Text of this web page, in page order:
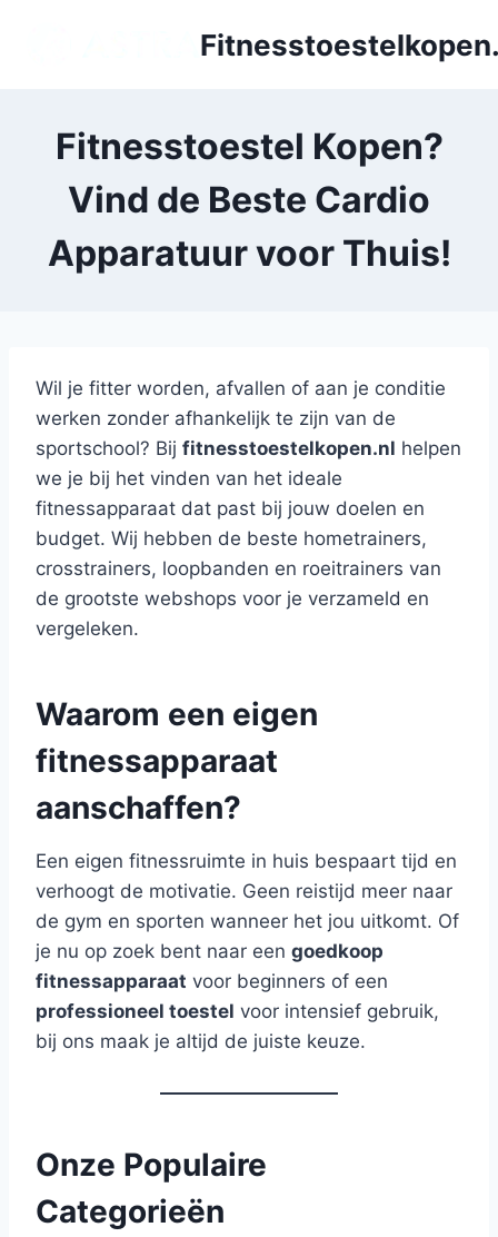
Fitnesstoestel Kopen?
Vind de Beste Cardio
Apparatuur voor Thuis!
Wil je fitter worden, afvallen of aan je conditie
werken zonder afhankelijk te zijn van de
sportschool? Bij fitnesstoestelkopen.nl helpen
we je bij het vinden van het ideale
fitnessapparaat dat past bij jouw doelen en
budget. Wij hebben de beste hometrainers,
crosstrainers, loopbanden en roeitrainers van
de grootste webshops voor je verzameld en
vergeleken.
Waarom een eigen
fitnessapparaat
aanschaffen?
Een eigen fitnessruimte in huis bespaart tijd en
verhoogt de motivatie. Geen reistijd meer naar
de gym en sporten wanneer het jou uitkomt. Of
je nu op zoek bent naar een goedkoop
fitnessapparaat voor beginners of een
professioneel toestel voor intensief gebruik,
bij ons maak je altijd de juiste keuze.
Onze Populaire
Categorieën